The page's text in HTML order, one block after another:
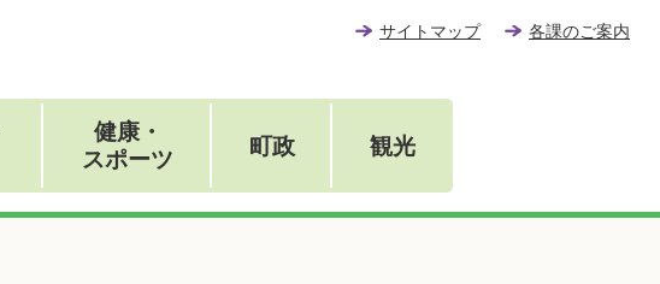
サイトマップ 各課のご案内
健康・
スポーツ
町政 観光